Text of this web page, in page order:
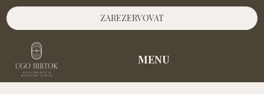
ZAREZERVOVAT
MENU